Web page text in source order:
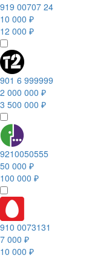
919 00707 24
10 000 ₽
12 000 ₽
901 6 999999
2 000 000 ₽
3 500 000 ₽
9210050555
50 000 ₽
100 000 ₽
910 0073131
7 000 ₽
10 000 ₽